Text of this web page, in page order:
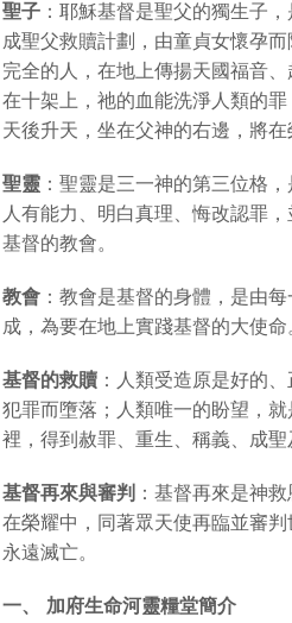
聖子 ：耶穌基督是聖父的獨生子
成聖父救贖計劃，由童貞女懷孕而
完全的人，在地上傳揚天國福音
在十架上，祂的血能洗淨人類的
天後升天，坐在父神的右邊，將在
聖靈 ：聖靈是三一神的第三位格
人有能力、明白真理、悔改認罪
基督的教會。
教會 ：教會是基督的身體，是由
成，為要在地上實踐基督的大使命
基督的救贖 ：人類受造原是好的
犯罪而墮落；人類唯一的盼望，
裡，得到赦罪、重生、稱義、成聖
基督再來與審判
：基督再來是神
在榮耀中，同著眾天使再臨並審
永遠滅亡。
一、 加府生命河靈糧堂簡介